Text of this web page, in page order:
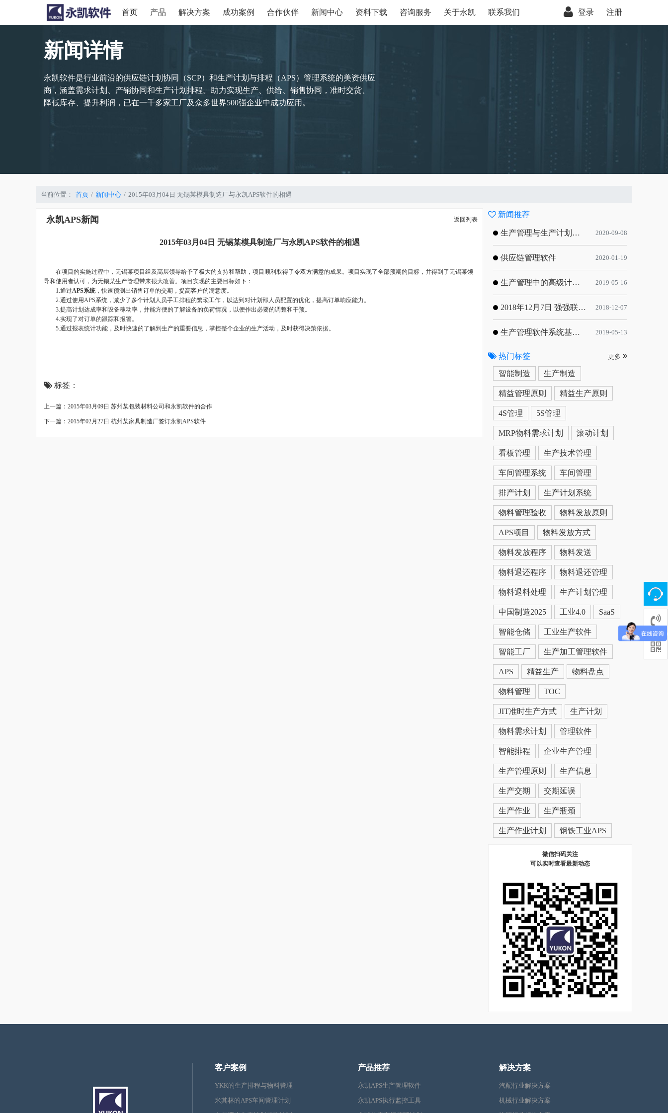
首页 产品 解决方案 成功案例 合作伙伴 新闻中心 资料下载 咨询服务 关于永凯 联系我们 登录 注册
新闻详情
永凯软件是行业前沿的供应链计划协同（SCP）和生产计划与排程（APS）管理系统的美资供应
商，涵盖需求计划、产销协同和生产计划排程。助力实现生产、供给、销售协同，准时交货、
降低库存、提升利润，已在一千多家工厂及众多世界500强企业中成功应用。
当前位置： 首页 新闻中心 2015年03月04日 无锡某模具制造厂与永凯APS软件的相遇
永凯APS新闻 返回列表
2015年03月04日 无锡某模具制造厂与永凯APS软件的相遇
在项目的实施过程中，无锡某项目组及高层领导给予了极大的支持和帮助，项目顺利取得了令双方满意的成果。项目实现了全部预期的目标，并得到了无锡某领
导和使用者认可，为无锡某生产管理带来很大改善。项目实现的主要目标如下：
1.通过APS系统，快速预测出销售订单的交期，提高客户的满意度。
2.通过使用APS系统，减少了多个计划人员手工排程的繁琐工作，以达到对计划部人员配置的优化，提高订单响应能力。
3.提高计划达成率和设备稼动率，并能方便的了解设备的负荷情况，以便作出必要的调整和干预。
4.实现了对订单的跟踪和报警。
5.通过报表统计功能，及时快速的了解到生产的重要信息，掌控整个企业的生产活动，及时获得决策依据。
标签：
上一篇：2015年03月09日 苏州某包装材料公司和永凯软件的合作
下一篇：2015年02月27日 杭州某家具制造厂签订永凯APS软件
新闻推荐
生产管理与生产计划的目标 2020-09-08
供应链管理软件 2020-01-19
生产管理中的高级计划与排程优化 2019-05-16
2018年12月7日 强强联手，共同推进电子器件领域APS应用典范 风华高科生产自动化工业互联网应用项目-APS项目启动会 2018-12-07
生产管理软件系统基于信息化的解决方案 2019-05-13
热门标签 更多
智能制造 生产制造
精益管理原则 精益生产原则
4S管理 5S管理
MRP物料需求计划 滚动计划
看板管理 生产技术管理
车间管理系统 车间管理
排产计划 生产计划系统
物料管理验收 物料发放原则
APS项目 物料发放方式
物料发放程序 物料发送
物料退还程序 物料退还管理
物料退料处理 生产计划管理
中国制造2025 工业4.0 SaaS
智能仓储 工业生产软件
智能工厂 生产加工管理软件
APS 精益生产 物料盘点
物料管理 TOC
JIT准时生产方式 生产计划
物料需求计划 管理软件
智能排程 企业生产管理
生产管理原则 生产信息
生产交期 交期延误
生产作业 生产瓶颈
生产作业计划 钢铁工业APS
微信扫码关注
可以实时查看最新动态
客户案例
YKK的生产排程与物料管理
米其林的APS车间管理计划
产品推荐
永凯APS生产管理软件
永凯APS执行监控工具
解决方案
汽配行业解决方案
机械行业解决方案